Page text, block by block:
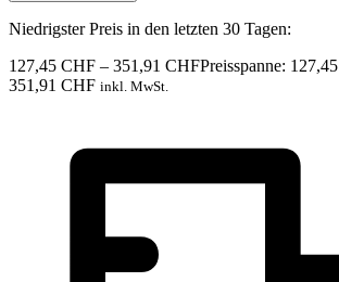
Niedrigster Preis in den letzten 30 Tagen:
127,45 CHF – 351,91 CHFPreisspanne:
351,91 CHF inkl. MwSt.